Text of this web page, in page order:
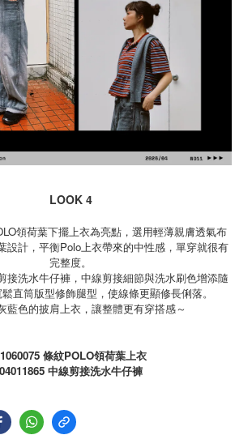
LOOK 4
領荷葉下擺上衣為亮點，選用輕薄親膚透氣布
設計，平衡Polo 上衣帶來的中性感，單穿就很有
完整度。
接洗水牛仔褲，中線剪接細節與洗水刷色增添隨
直筒版型修飾腿型，使線條更顯修長俐落。
藍色的披肩上衣，讓整體更有穿搭感～
條紋POLO領荷葉上衣
04011865 中線剪接洗水牛仔褲